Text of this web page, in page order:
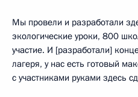
Мы провели и разработали
экологические уроки, 800
участие. И [разработали]
лагеря, у нас есть готовый
с участниками руками здесь